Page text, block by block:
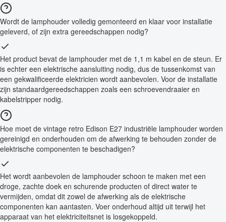
Wordt de lamphouder volledig gemonteerd en klaar voor installatie
geleverd, of zijn extra gereedschappen nodig?
Het product bevat de lamphouder met de 1,1 m kabel en de steun. Er
is echter een elektrische aansluiting nodig, dus de tussenkomst van
een gekwalificeerde elektricien wordt aanbevolen. Voor de installatie
zijn standaardgereedschappen zoals een schroevendraaier en
kabelstripper nodig.
Hoe moet de vintage retro Edison E27 industriële lamphouder worden
gereinigd en onderhouden om de afwerking te behouden zonder de
elektrische componenten te beschadigen?
Het wordt aanbevolen de lamphouder schoon te maken met een
droge, zachte doek en schurende producten of direct water te
vermijden, omdat dit zowel de afwerking als de elektrische
componenten kan aantasten. Voer onderhoud altijd uit terwijl het
apparaat van het elektriciteitsnet is losgekoppeld.